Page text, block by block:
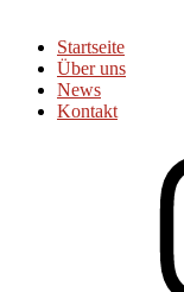
Startseite
Über uns
News
Kontakt